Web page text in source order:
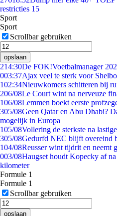
restricties 15
Sport
Sport
Scrollbar gebruiken
opslaan
214:30De FOK!Voetbalmanager
003:37Ajax veel te sterk voor
102:34Nieuwkomers schitteren bij
206/08Le Court wint na nerveuze
106/08Lemmen boekt eerste
305/08Geen Qatar en Abu Dhabi?
mogelijk in Europa
105/08Vollering de sterkste na
305/08Gedurfd NEC blijft overeind
104/08Reusser wint tijdrit en neemt
003/08Haugset houdt Kopecky af
kilometer
Formule 1
Formule 1
Scrollbar gebruiken
opslaan